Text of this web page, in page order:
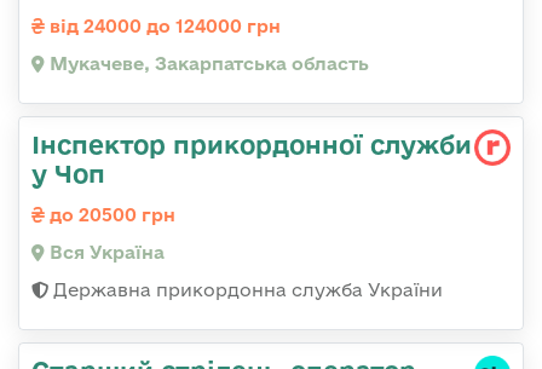
від 24000 до 124000 грн
Мукачеве, Закарпатська область
Інспектор прикордонної служби
у Чоп
до 20500 грн
Вся Україна
Державна прикордонна служба України